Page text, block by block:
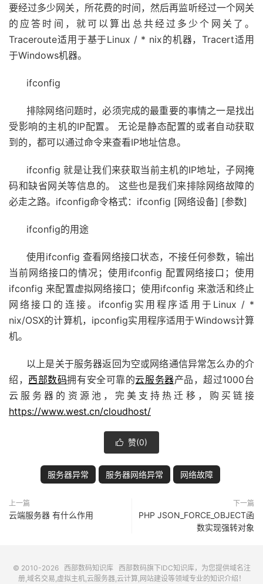
要经过多少网关，所花费的时间，然后再监听经过一个网关
的应答时间，就可以算出总共经过多少个网关了。
Traceroute适用于基于Linux / * nix的机器，Tracert适用
于Windows机器。
ifconfig
排除网络问题时，必须完成的最重要的事情之一是找出
受影响的主机的IP配置。 无论是静态配置的或者自动获取
到的，都可以通过命令来查看IP地址信息。
ifconfig 就是让我们来获取当前主机的IP地址，子网掩
码和缺省网关等信息的。 这些也是我们来排除网络故障的
必走之路。ifconfig命令格式：ifconfig [网络设备] [参数]
ifconfig的用途
使用ifconfig 查看网络接口状态，不接任何参数，输出
当前网络接口的情况；使用ifconfig 配置网络接口；使用
ifconfig 来配置虚拟网络接口；使用ifconfig 来激活和终止
网络接口的连接。ifconfig实用程序适用于Linux / *
nix/OSX的计算机，ipconfig实用程序适用于Windows计算
机。
以上是关于服务器返回为空或网络通信异常怎么办的介
绍， 西部数码拥有安全可靠的云服务器产品，超过1000台
云服务器的资源池，完美支持热迁移，购买链接
https://www.west.cn/cloudhost/
 赞(0)
服务器异常 服务器网络异常 网络故障
上一篇
云端服务器 有什么作用
下一篇
PHP JSON_FORCE_OBJECT函
数实现强转对象
© 2010-2026 西部数码知识库 西部数码旗下IDC知识库，为您提供域名注
册,域名交易,虚拟主机,云服务器,云计算,网站建设等领域专业的知识介绍！